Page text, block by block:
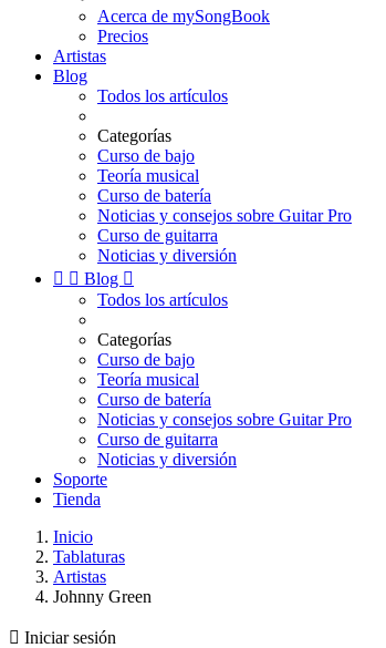
Acerca de mySongBook
Precios
Artistas
Blog
Todos los artículos
Categorías
Curso de bajo
Teoría musical
Curso de batería
Noticias y consejos sobre Guitar Pro
Curso de guitarra
Noticias y diversión
  Blog 
Todos los artículos
Categorías
Curso de bajo
Teoría musical
Curso de batería
Noticias y consejos sobre Guitar Pro
Curso de guitarra
Noticias y diversión
Soporte
Tienda
Inicio
Tablaturas
Artistas
Johnny Green
 Iniciar sesión